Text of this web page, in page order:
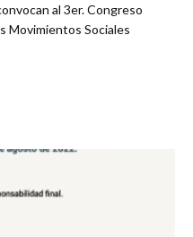
al 3er. Congreso
Movimientos Sociales